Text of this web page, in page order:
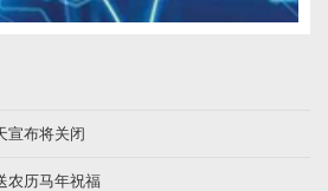
宣布将关闭
农历马年祝福